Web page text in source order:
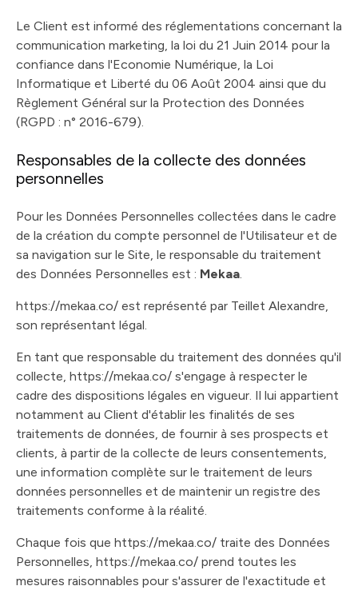
Le Client est informé des réglementations concernant la
communication marketing, la loi du 21 Juin 2014 pour la
confiance dans l'Economie Numérique, la Loi
Informatique et Liberté du 06 Août 2004 ainsi que du
Règlement Général sur la Protection des Données
(RGPD : n° 2016-679).
Responsables de la collecte des données
personnelles
Pour les Données Personnelles collectées dans le cadre
de la création du compte personnel de l'Utilisateur et de
sa navigation sur le Site, le responsable du traitement
des Données Personnelles est : Mekaa.
https://mekaa.co/ est représenté par Teillet Alexandre,
son représentant légal.
En tant que responsable du traitement des données qu'il
collecte, https://mekaa.co/ s'engage à respecter le
cadre des dispositions légales en vigueur. Il lui appartient
notamment au Client d'établir les finalités de ses
traitements de données, de fournir à ses prospects et
clients, à partir de la collecte de leurs consentements,
une information complète sur le traitement de leurs
données personnelles et de maintenir un registre des
traitements conforme à la réalité.
Chaque fois que https://mekaa.co/ traite des Données
Personnelles, https://mekaa.co/ prend toutes les
mesures raisonnables pour s'assurer de l'exactitude et